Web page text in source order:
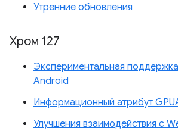
Утренние обновления
Хром 127
Экспериментальная
Android
Информационный атрибут
Улучшения взаимодействия с